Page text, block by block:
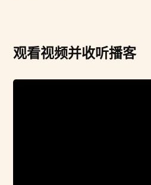
观看视频并收听播客